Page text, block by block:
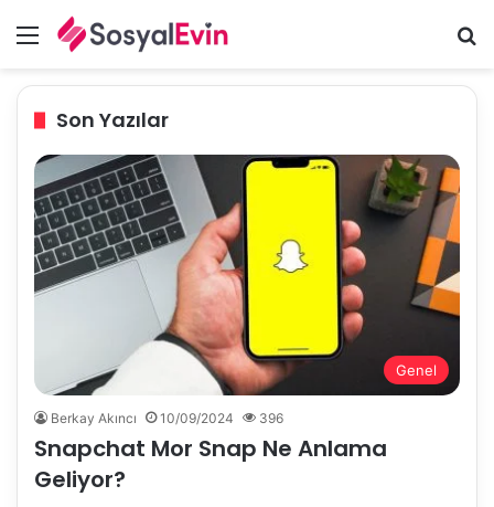
Menü
Son Yazılar
Genel
Berkay Akıncı 10/09/2024 396
Snapchat Mor Snap Ne Anlama
Geliyor?